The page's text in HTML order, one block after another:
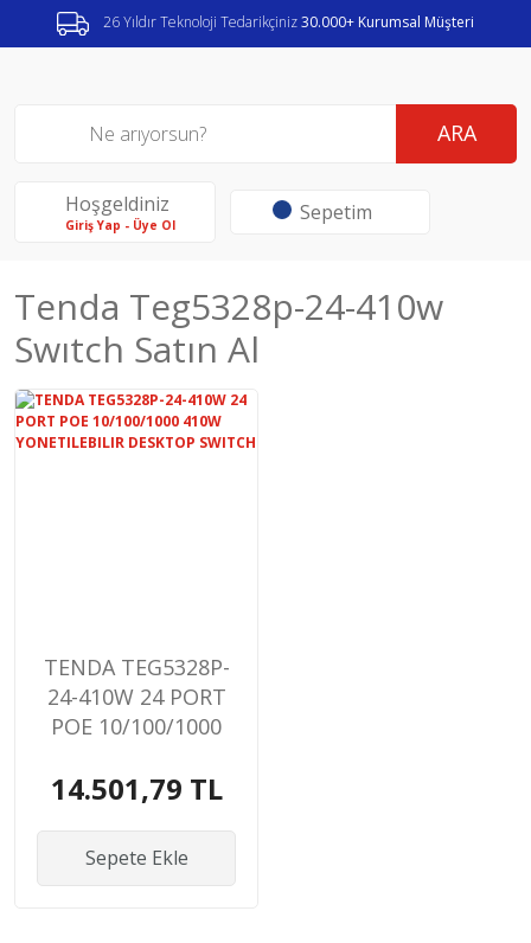
26 Yıldır Teknoloji Tedarikçiniz30.000+ Kurumsal Müşteri
ARA
Hoşgeldiniz
Giriş Yap - Üye Ol Sepetim
Tenda Teg5328p-24-410w
Swıtch Satın Al
TENDA TEG5328P-
24-410W 24 PORT
POE 10/100/1000
YONETILEBILIR
14.501,79 TL
Sepete Ekle